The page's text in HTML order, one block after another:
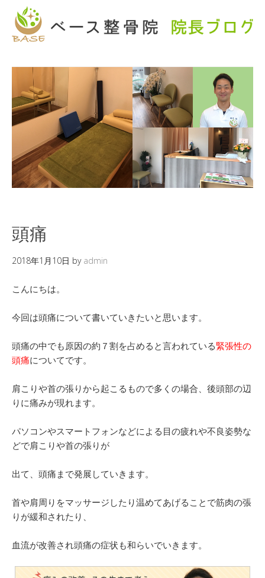
頭痛
2018年1月10日 by admin
こんにちは。
今回は頭痛について書いていきたいと思います。
頭痛の中でも原因の約７割を占めると言われている緊張性の
頭痛についてです。
肩こりや首の張りから起こるもので多くの場合、後頭部の辺
りに痛みが現れます。
パソコンやスマートフォンなどによる目の疲れや不良姿勢な
どで肩こりや首の張りが
出て、頭痛まで発展していきます。
首や肩周りをマッサージしたり温めてあげることで筋肉の張
りが緩和されたり、
血流が改善され頭痛の症状も和らいでいきます。